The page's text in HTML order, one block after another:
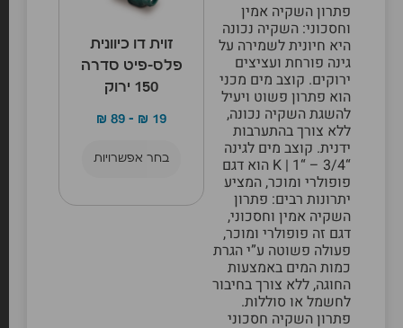
פתרון השקיה אמין
וחסכוני: השקיה נכונה
היא חיונית לשמירה על
גינה פורחת ועציצים
ירוקים. קוצב מים מכני
הוא פתרון פשוט ויעיל
להשגת השקיה נכונה,
ללא צורך בהתערבות
ידנית. קוצב מים לגינה
“3/4 – “1 | K הוא דגם
פופולרי ומוכר, המציע
יתרונות רבים: פתרון
השקיה אמין וחסכוני,
דגם זה פופולרי ומוכר,
פעולה פשוטה ע”י הגרת
כמות המים באמצעות
החוגה, ללא צורך בחיבור
לחשמל או סוללות.
פתרון השקיה חסכוני
זוית דו כיוונית
פלס-פיט סדרה
150 ירוק
₪ 19
–
₪ 89
בחר אפשרויות